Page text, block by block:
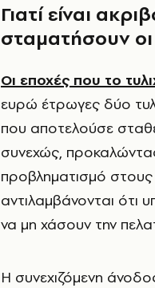
Γιατί είναι
σταματήσουν
Οι εποχές που το
ευρώ έτρωγες δύο
που αποτελούσε
συνεχώς,
προβληματισμό στους
αντιλαμβάνονται ότι
να μη χάσουν την
Η συνεχιζόμενη